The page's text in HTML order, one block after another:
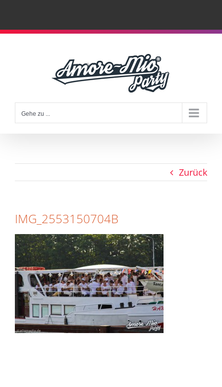
Zum
Gehe zu ...
Zurück
IMG_2553150704B